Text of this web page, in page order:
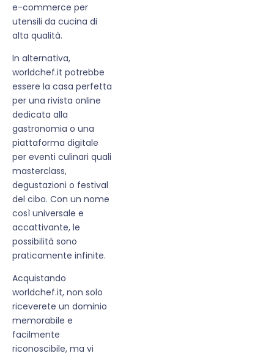
e-commerce per
utensili da cucina di
alta qualità.
In alternativa,
worldchef.it potrebbe
essere la casa perfetta
per una rivista online
dedicata alla
gastronomia o una
piattaforma digitale
per eventi culinari quali
masterclass,
degustazioni o festival
del cibo. Con un nome
così universale e
accattivante, le
possibilità sono
praticamente infinite.
Acquistando
worldchef.it, non solo
riceverete un dominio
memorabile e
facilmente
riconoscibile, ma vi